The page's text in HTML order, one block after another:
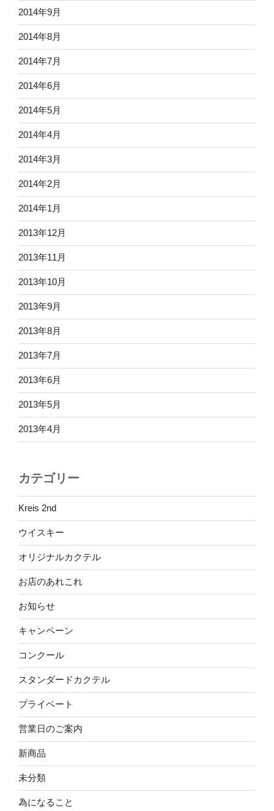
2014年9月
2014年8月
2014年7月
2014年6月
2014年5月
2014年4月
2014年3月
2014年2月
2014年1月
2013年12月
2013年11月
2013年10月
2013年9月
2013年8月
2013年7月
2013年6月
2013年5月
2013年4月
カテゴリー
Kreis 2nd
ウイスキー
オリジナルカクテル
お店のあれこれ
お知らせ
キャンペーン
コンクール
スタンダードカクテル
プライベート
営業日のご案内
新商品
未分類
為になること